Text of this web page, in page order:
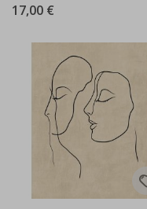
17,00 €